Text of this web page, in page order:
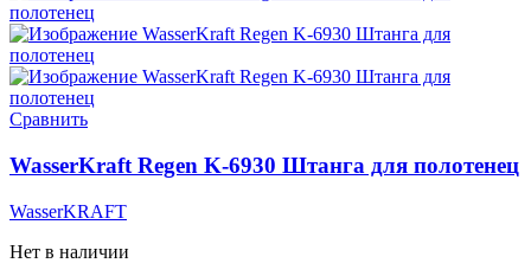
Сравнить
WasserKraft Regen K-6930 Штанга для полотенец
WasserKRAFT
Нет в наличии